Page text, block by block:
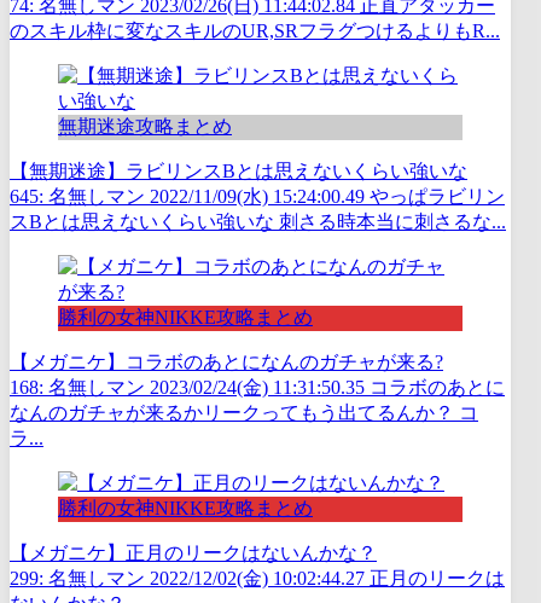
74: 名無しマン 2023/02/26(日) 11:44:02.84 正直アタッカー
のスキル枠に変なスキルのUR,SRフラグつけるよりもR...
無期迷途攻略まとめ
【無期迷途】ラビリンスBとは思えないくらい強いな
645: 名無しマン 2022/11/09(水) 15:24:00.49 やっぱラビリン
スBとは思えないくらい強いな 刺さる時本当に刺さるな...
勝利の女神NIKKE攻略まとめ
【メガニケ】コラボのあとになんのガチャが来る?
168: 名無しマン 2023/02/24(金) 11:31:50.35 コラボのあとに
なんのガチャが来るかリークってもう出てるんか？ コ
ラ...
勝利の女神NIKKE攻略まとめ
【メガニケ】正月のリークはないんかな？
299: 名無しマン 2022/12/02(金) 10:02:44.27 正月のリークは